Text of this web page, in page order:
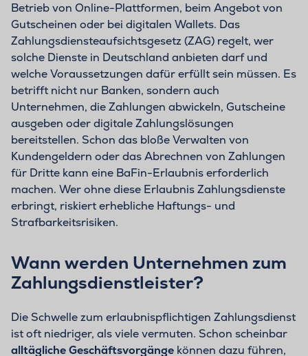
Betrieb von Online-Plattformen, beim Angebot von
Gutscheinen oder bei digitalen Wallets. Das
Zahlungsdiensteaufsichtsgesetz (ZAG) regelt, wer
solche Dienste in Deutschland anbieten darf und
welche Voraussetzungen dafür erfüllt sein müssen. Es
betrifft nicht nur Banken, sondern auch
Unternehmen, die Zahlungen abwickeln, Gutscheine
ausgeben oder digitale Zahlungslösungen
bereitstellen. Schon das bloße Verwalten von
Kundengeldern oder das Abrechnen von Zahlungen
für Dritte kann eine BaFin-Erlaubnis erforderlich
machen. Wer ohne diese Erlaubnis Zahlungsdienste
erbringt, riskiert erhebliche Haftungs- und
Strafbarkeitsrisiken.
Wann werden Unternehmen zum
Zahlungsdienstleister?
Die Schwelle zum erlaubnispflichtigen Zahlungsdienst
ist oft niedriger, als viele vermuten. Schon scheinbar
alltägliche Geschäftsvorgänge können dazu führen,